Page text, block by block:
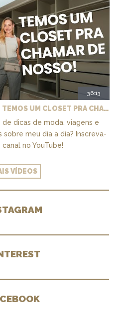
36:13
EP. 6: A SAGA DA CASA - TEMOS UM CLOSET PRA CHAMAR DE NOSSO + MARCENARIA E PAISAGISMO
dicas de moda, viagens e
meu dia a dia? Inscreva-
no YouTube!
VÍDEOS